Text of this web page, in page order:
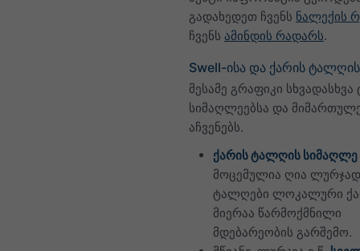
გადახედეთ ჩვენს ნალექის
ჩვენს ამინდის რადარს.
Swell-ისა და ქარის
მესამე გრაფიკი
სიმაღლეებსა და
აჩვენებს.
ქარის ტალღის სიმაღლე
მოცემულია ღია
ტალღები ლოკალური
მიერაა წარმოქმნილი
მდებარეობის გარშემო.